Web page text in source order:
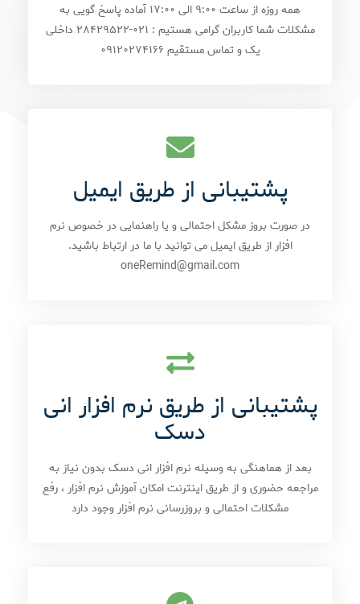
همه روزه از ساعت ۹:۰۰ الی ۱۷:۰۰ آماده پاسخ گویی به
مشکلات شما کاربران گرامی هستیم : ۰۲۱-۲۸۴۲۹۵۲۲ داخلی
یک و تماس مستقیم ۰۹۱۲۰۲۷۴۱۶۶
پشتیبانی از طریق ایمیل
در صورت بروز مشکل احتمالی و یا راهنمایی در خصوص نرم
افزار از طریق ایمیل می توانید با ما در ارتباط باشید.
oneRemind@gmail.com
پشتیبانی از طریق نرم افزار انی
دسک
بعد از هماهنگی به وسیله نرم افزار انی دسک بدون نیاز به
مراجعه حضوری و از طریق اینترنت امکان آموزش نرم افزار ، رفع
مشکلات احتمالی و بروزرسانی نرم افزار وجود دارد